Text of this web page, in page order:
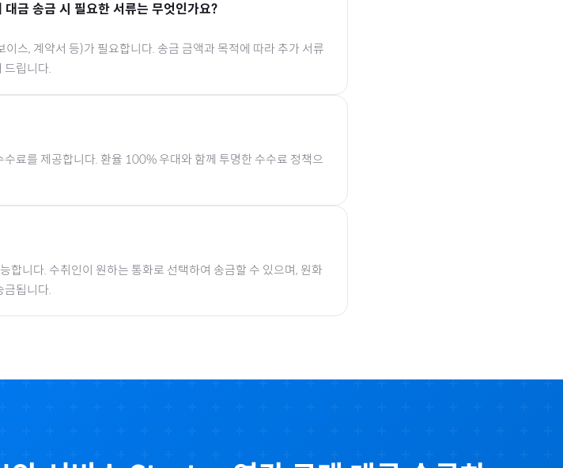
대금 송금 시 필요한 서류는 무엇인가요?
스, 계약서 등)가 필요합니다. 송금 금액과 목적에 따라 추가 서류
드립니다.
료를 제공합니다. 환율 100% 우대와 함께 투명한 수수료 정책으
합니다. 수취인이 원하는 통화로 선택하여 송금할 수 있으며, 원화
금됩니다.